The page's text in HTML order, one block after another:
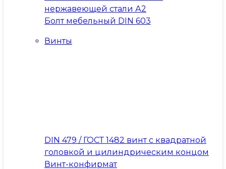
нержавеющей стали А2
Болт мебельный DIN 603
Винты
DIN 479 / ГОСТ 1482 винт с квадратной
головкой и цилиндрическим концом
Винт-конфирмат